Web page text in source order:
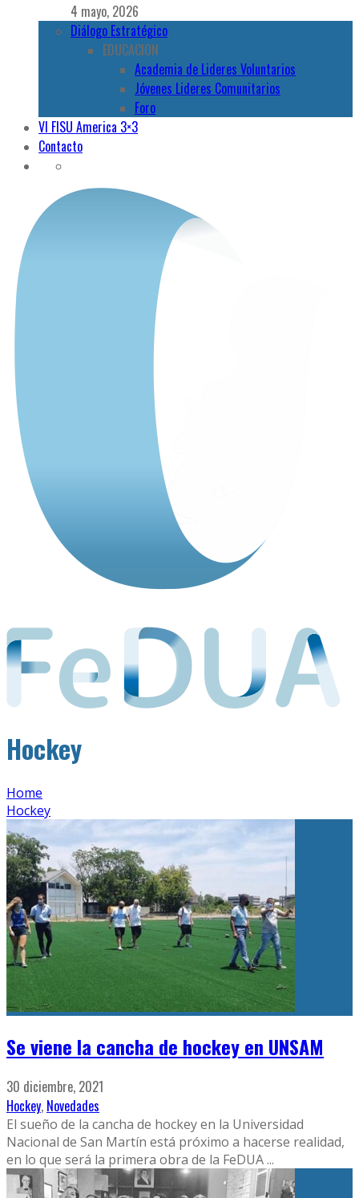
4 mayo, 2026
Diálogo Estratégico
EDUCACION
Academia de Lideres Voluntarios
Jóvenes Lideres Comunitarios
Foro
VI FISU America 3×3
Contacto
Hockey
Home
Hockey
Se viene la cancha de hockey en UNSAM
30 diciembre, 2021
Hockey, Novedades
El sueño de la cancha de hockey en la Universidad
Nacional de San Martín está próximo a hacerse realidad,
en lo que será la primera obra de la FeDUA...